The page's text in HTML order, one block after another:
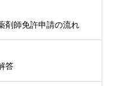
剤師免許申請の流れ
答